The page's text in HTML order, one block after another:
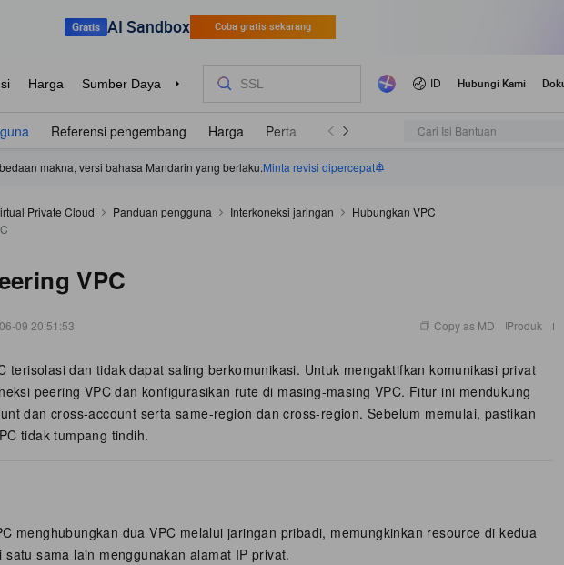
Referensi pengembang Harga Pertanyaan Umum Pengumuman dan pembaruan
Cari Isi Bantuan
makna, versi bahasa Mandarin yang berlaku.Minta revisi dipercepat
Private Cloud Panduan pengguna Interkoneksi jaringan
Hubungkan VPC
VPC
09 20:51:53 Copy as MD Produk
terisolasi dan tidak dapat saling berkomunikasi. Untuk mengaktifkan komunikasi privat
peering VPC dan konfigurasikan rute di masing-masing VPC. Fitur ini mendukung
dan cross-account serta same-region dan cross-region. Sebelum memulai, pastikan
tidak tumpang tindih.
menghubungkan dua VPC melalui jaringan pribadi, memungkinkan resource di kedua
satu sama lain menggunakan alamat IP privat.